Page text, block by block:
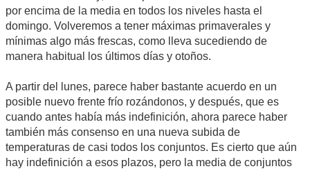
por encima de la media en todos los niveles hasta el
domingo. Volveremos a tener máximas primaverales y
mínimas algo más frescas, como lleva sucediendo de
manera habitual los últimos días y otoños.
A partir del lunes, parece haber bastante acuerdo en un
posible nuevo frente frío rozándonos, y después, que es
cuando antes había más indefinición, ahora parece haber
también más consenso en una nueva subida de
temperaturas de casi todos los conjuntos. Es cierto que aún
hay indefinición a esos plazos, pero la media de conjuntos